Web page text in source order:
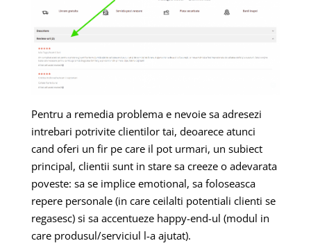
Pentru a remedia problema e nevoie sa adresezi
intrebari potrivite clientilor tai, deoarece atunci
cand oferi un fir pe care il pot urmari, un subiect
principal, clientii sunt in stare sa creeze o adevarata
poveste: sa se implice emotional, sa foloseasca
repere personale (in care ceilalti potentiali clienti se
regasesc) si sa accentueze happy-end-ul (modul in
care produsul/serviciul l-a ajutat).